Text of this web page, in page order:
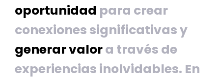
oportunidad para crear
conexiones significativas y
generar valora través de
experiencias inolvidables. En